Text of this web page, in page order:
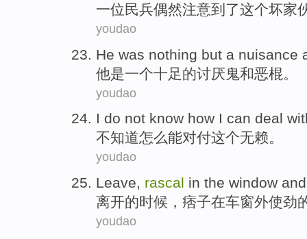
一位民兵偶然注意到了这个坏家
youdao
He was nothing but a nuisance
他是一个十足的讨厌鬼和恶棍。
youdao
I do not know how I can deal
不知道怎么能对付这个无赖。
youdao
Leave, rascal in the window
离开的时候， 痞子在车窗外使劲
youdao